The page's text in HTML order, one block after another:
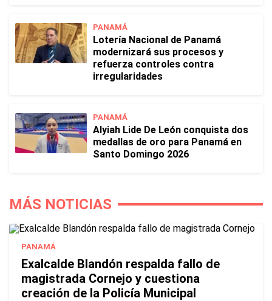
PANAMÁ
Lotería Nacional de Panamá
modernizará sus procesos y
refuerza controles contra
irregularidades
PANAMÁ
Alyiah Lide De León conquista dos
medallas de oro para Panamá en
Santo Domingo 2026
MÁS NOTICIAS
PANAMÁ
Exalcalde Blandón respalda fallo de
magistrada Cornejo y cuestiona
creación de la Policía Municipal